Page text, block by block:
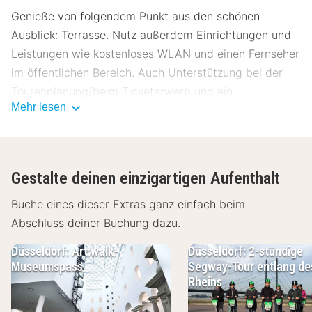
Genieße von folgendem Punkt aus den schönen
Ausblick: Terrasse. Nutz außerdem Einrichtungen und
Leistungen wie kostenloses WLAN und einen Fernseher
im öffentlichen Bereich. Auch Unterstützung bei der
Tourenplanung/beim Ticketerwerb und ein
Verkaufsautomat werden angeboten.
Zum Angebot gehören ein Businesscenter, kostenlose
Zeitungen in der Lobby und mehrsprachiges Personal.
Vor Ort gibt es Folgendes: Parken ohne Service
(kostenpflichtig).
Buche einen Aufenthalt in einem der 33 Zimmer mit
Flachbildfernseher. Ein WLAN-Internetzugang
Mehr lesen
Gestalte deinen einzigartigen Aufenthalt
Buche eines dieser Extras ganz einfach beim
Abschluss deiner Buchung dazu.
Düsseldorf: Art:walk-
Museumspass
Düsseldorf: 2-stündige
Segway-Tour entlang
Rheins